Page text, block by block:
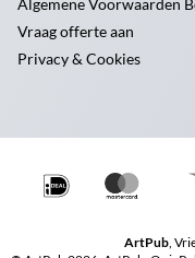
Algemene Voorwaarden
Vraag offerte aan
Privacy & Cookies
ArtPub,